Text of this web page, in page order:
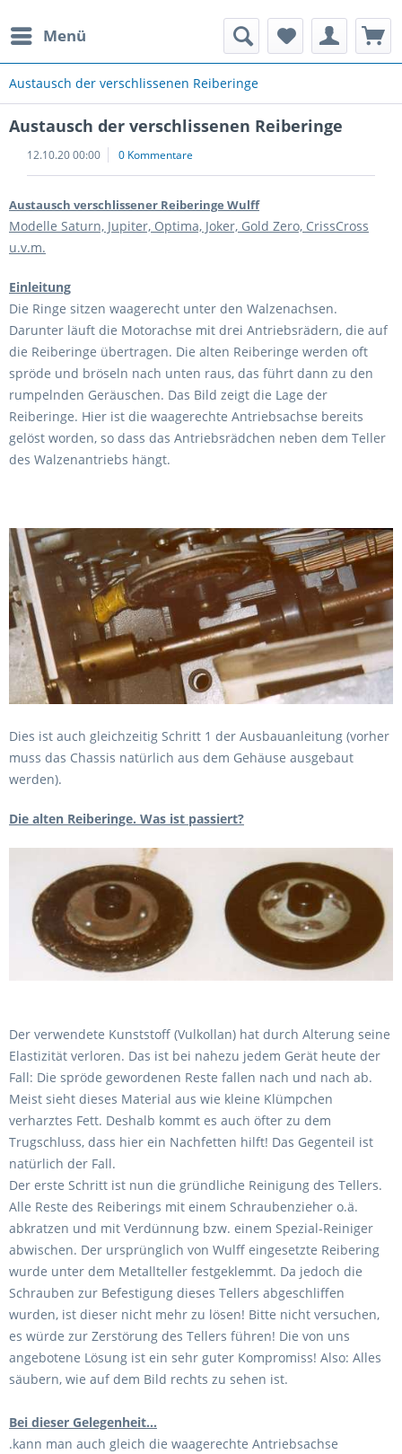
Menü
Austausch der verschlissenen Reiberinge
Spielautomaten
Austausch der verschlissenen Reiberinge
12.10.20 00:00 0 Kommentare
Austausch verschlissener Reiberinge Wulff
Modelle Saturn, Jupiter, Optima, Joker, Gold Zero, CrissCross
u.v.m.
Einleitung
Die Ringe sitzen waagerecht unter den Walzenachsen.
Darunter läuft die Motorachse mit drei Antriebsrädern, die auf
die Reiberinge übertragen. Die alten Reiberinge werden oft
spröde und bröseln nach unten raus, das führt dann zu den
rumpelnden Geräuschen. Das Bild zeigt die Lage der
Reiberinge. Hier ist die waagerechte Antriebsachse bereits
gelöst worden, so dass das Antriebsrädchen neben dem Teller
des Walzenantriebs hängt.
Dies ist auch gleichzeitig Schritt 1 der Ausbauanleitung (vorher
muss das Chassis natürlich aus dem Gehäuse ausgebaut
werden).
Die alten Reiberinge. Was ist passiert?
Der verwendete Kunststoff (Vulkollan) hat durch Alterung seine
Elastizität verloren. Das ist bei nahezu jedem Gerät heute der
Fall: Die spröde gewordenen Reste fallen nach und nach ab.
Meist sieht dieses Material aus wie kleine Klümpchen
verharztes Fett. Deshalb kommt es auch öfter zu dem
Trugschluss, dass hier ein Nachfetten hilft! Das Gegenteil ist
natürlich der Fall.
Der erste Schritt ist nun die gründliche Reinigung des Tellers.
Alle Reste des Reiberings mit einem Schraubenzieher o.ä.
abkratzen und mit Verdünnung bzw. einem Spezial-Reiniger
abwischen. Der ursprünglich von Wulff eingesetzte Reibering
wurde unter dem Metallteller festgeklemmt. Da jedoch die
Schrauben zur Befestigung dieses Tellers abgeschliffen
wurden, ist dieser nicht mehr zu lösen! Bitte nicht versuchen,
es würde zur Zerstörung des Tellers führen! Die von uns
angebotene Lösung ist ein sehr guter Kompromiss! Also: Alles
säubern, wie auf dem Bild rechts zu sehen ist.
Bei dieser Gelegenheit...
.kann man auch gleich die waagerechte Antriebsachse